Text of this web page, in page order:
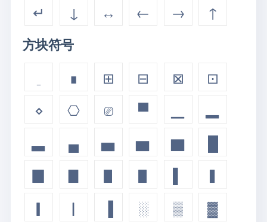
↵
↓ ↔ ← → ↑
方块符号
∎ ⊞ ⊟ ⊠
⊡
⋄
⎔ ⎚ ▀
▂
▃
▄ ▅ ▆ ▇
█
▉
▊ ▋ ▋ ▌
▍
▎
▏ ▐ ░ ▒
▓